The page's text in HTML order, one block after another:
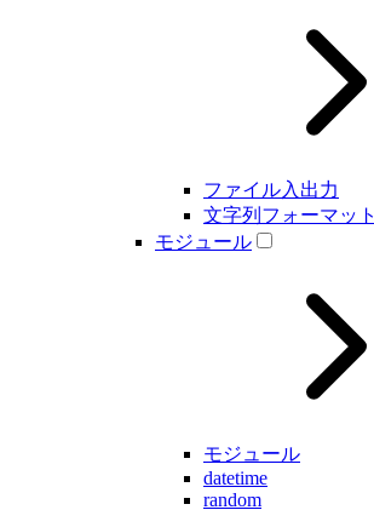
ファイル入出力
文字列フォーマット
モジュール
モジュール
datetime
random